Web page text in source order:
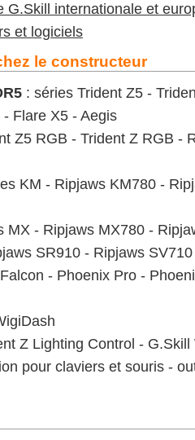
G.Skill internationale et
et logiciels
le constructeur
: séries Trident Z5 -
Flare X5 - Aegis
Z5 RGB - Trident Z RGB -
KM - Ripjaws KM780 -
MX - Ripjaws MX780 -
SR910 - Ripjaws SV710
- Phoenix Pro -
Z Lighting Control -
pour claviers et souris -